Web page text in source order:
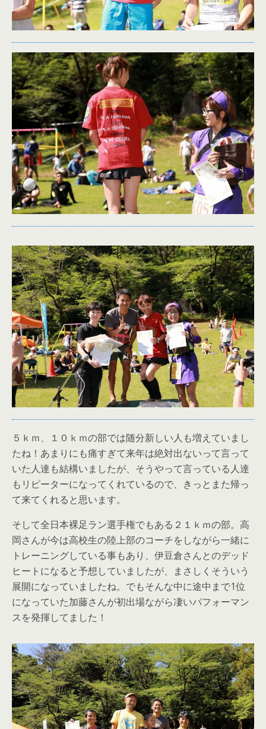
５ｋｍ、１０ｋｍの部では随分新しい人も増えていまし
たね！あまりにも痛すぎて来年は絶対出ないって言って
いた人達も結構いましたが、そうやって言っている人達
もリピーターになってくれているので、きっとまた帰っ
て来てくれると思います。
そして全日本裸足ラン選手権でもある２１ｋｍの部。高
岡さんが今は高校生の陸上部のコーチをしながら一緒に
トレーニングしている事もあり、伊豆倉さんとのデッド
ヒートになると予想していましたが、まさしくそういう
展開になっていましたね。でもそんな中に途中まで1位
になっていた加藤さんが初出場ながら凄いパフォーマン
スを発揮してました！